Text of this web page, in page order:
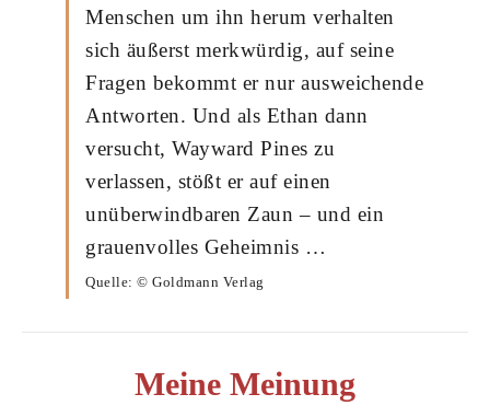
Menschen um ihn herum verhalten
sich äußerst merkwürdig, auf seine
Fragen bekommt er nur ausweichende
Antworten. Und als Ethan dann
versucht, Wayward Pines zu
verlassen, stößt er auf einen
unüberwindbaren Zaun – und ein
grauenvolles Geheimnis …
Quelle: © Goldmann Verlag
Meine Meinung